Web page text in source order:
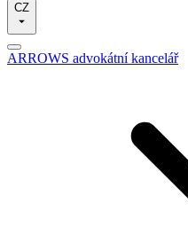
CZ
ARROWS advokátní kancelář